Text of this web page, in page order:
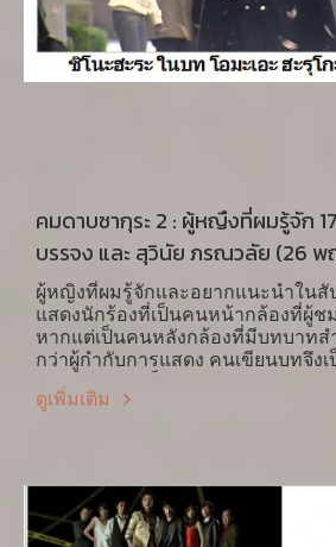
คมดาบซากุระ 2 : ผู้หญืงที่ผมรู้จัก
บรรจง และ สุวินัย ภรณวลัย (26 พ
ผู้หญิงที่ผมรู้จักและอยากแนะนำในสั
แสดงนักร้องที่เป็นคนหน้ากล้องที่ผู้ช
หากแต่เป็นคนหลังกล้องที่มีบทบาท
กว่าผู้กำกับการแสดง คนเขียนบทจึง
สำคัญในการเป็นผู้ทำโครงสร้างของ
หรือยืนอยู่ได้ หนังจะดีไม่ดีจึงมิใช่อยู่
ผู้นั้นคือ นะกะโซโนะ มิโฮะ (中園 ミ
ดูเพิ่มเติม